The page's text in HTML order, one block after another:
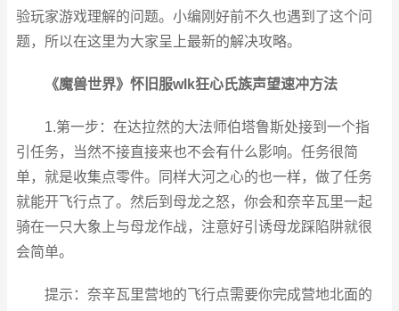
验玩家游戏理解的问题。小编刚好前不久也遇到了这个问
题，所以在这里为大家呈上最新的解决攻略。
《魔兽世界》怀旧服wlk狂心氏族声望速冲方法
1.第一步：在达拉然的大法师伯塔鲁斯处接到一个指
引任务，当然不接直接来也不会有什么影响。任务很简
单，就是收集点零件。同样大河之心的也一样，做了任务
就能开飞行点了。然后到母龙之怒，你会和奈辛瓦里一起
骑在一只大象上与母龙作战，注意好引诱母龙踩陷阱就很
会简单。
提示：奈辛瓦里营地的飞行点需要你完成营地北面的